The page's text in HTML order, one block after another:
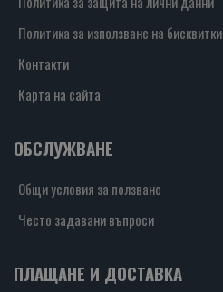
Политика за използване на бисквитки
Контакти
Карта на сайта
ОБСЛУЖВАНЕ
Общи условия за ползване
Често задавани въпроси
ПЛАЩАНЕ И ДОСТАВКА